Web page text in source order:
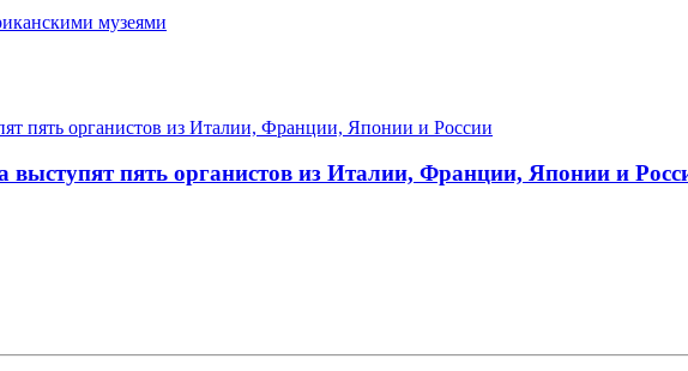
музеями
выступят пять органистов из Италии, Франции, Японии и